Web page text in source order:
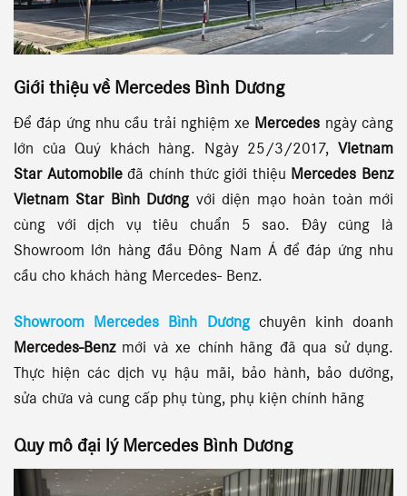
Giới thiệu về Mercedes Bình Dương
Để đáp ứng nhu cầu trải nghiệm xe Mercedes ngày càng
lớn của Quý khách hàng. Ngày 25/3/2017, Vietnam
Star Automobileđã chính thức giới thiệu Mercedes Benz
Vietnam Star Bình Dương với diện mạo hoàn toàn mới
cùng với dịch vụ tiêu chuẩn 5 sao. Đây cũng là
Showroom lớn hàng đầu Đông Nam Á để đáp ứng nhu
cầu cho khách hàng Mercedes- Benz.
Showroom Mercedes Bình Dươngchuyên kinh doanh
Mercedes-Benzmới và xe chính hãng đã qua sử dụng.
Thực hiện các dịch vụ hậu mãi, bảo hành, bảo dưỡng,
sửa chữa và cung cấp phụ tùng, phụ kiện chính hãng
Quy mô đại lý Mercedes Bình Dương